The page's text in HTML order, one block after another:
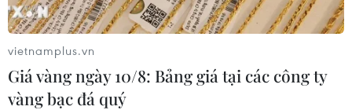
Manchester United sẽ thiếu vắng năm cầu
thủ trong cuộc đối đầu với PSG
20/10/2020 04:40
vietnamplus.vn
Giá vàng ngày 10/8: Bảng giá tại các công ty
vàng bạc đá quý